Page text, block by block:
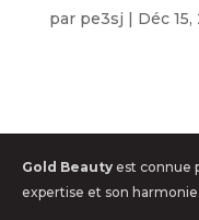
par pe3sj | Déc
Gold Beautyest connue
expertise et son harmonie.